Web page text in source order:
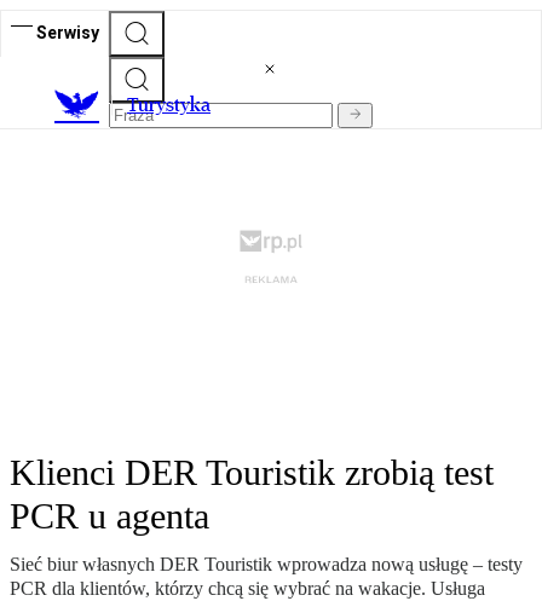
Serwisy
Turystyka
Klienci DER Touristik zrobią test
PCR u agenta
Sieć biur własnych DER Touristik wprowadza nową usługę – testy
PCR dla klientów, którzy chcą się wybrać na wakacje. Usługa